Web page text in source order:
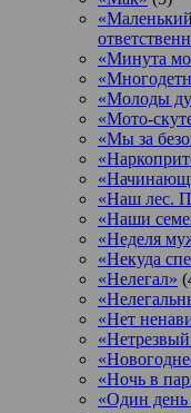
«Минута
«Молоды
«Мото-
«Мы за
«Наш лес.
«Наши
«Неделя
«Некуда
«Нелегал»
«Нет
«Ночь в
«Один день